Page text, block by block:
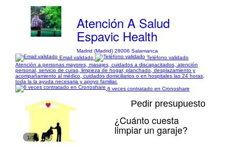
Atención A Salud
Espavic Health
Madrid (Madrid) 28006 Salamanca
Email validado
Teléfono validado
Atención a personas mayores, masajes, cuidados a discapacitados, atención
personal, servicio de curas, limpieza de hogar, planchado, desplazamiento y
acompañamiento al médico, cuidados domiciliarios o en hospitales las 24 horas,
toda la la ayuda necesaria y apoyo familiar.
6 veces contratado en Cronoshare
1/1
Pedir presupuesto
¿Cuánto cuesta
limpiar un garaje?